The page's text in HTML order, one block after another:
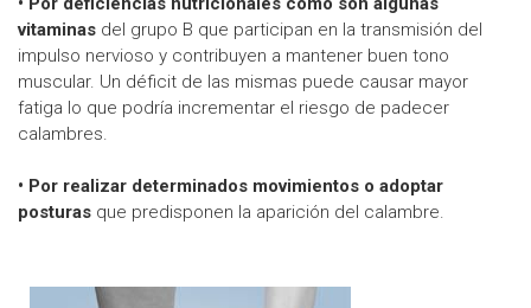
vitaminas del grupo B que participan en la transmisión del
impulso nervioso y contribuyen a mantener buen tono
muscular. Un déficit de las mismas puede causar mayor
fatiga lo que podría incrementar el riesgo de padecer
calambres.
• Por realizar determinados movimientos o adoptar
posturas que predisponen la aparición del calambre.